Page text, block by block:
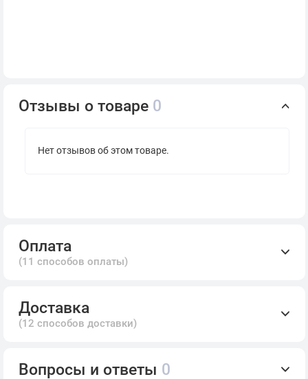
Отзывы о товаре 0
Нет отзывов об этом товаре.
Оплата
(11 способов оплаты)
Доставка
(12 способов доставки)
Вопросы и ответы 0